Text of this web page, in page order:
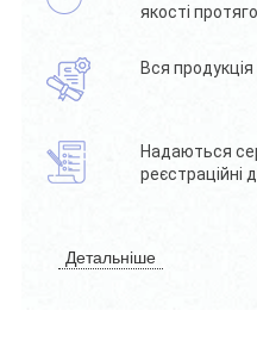
якості
Вся продукція
Надаються
реєстраційні
Детальніше